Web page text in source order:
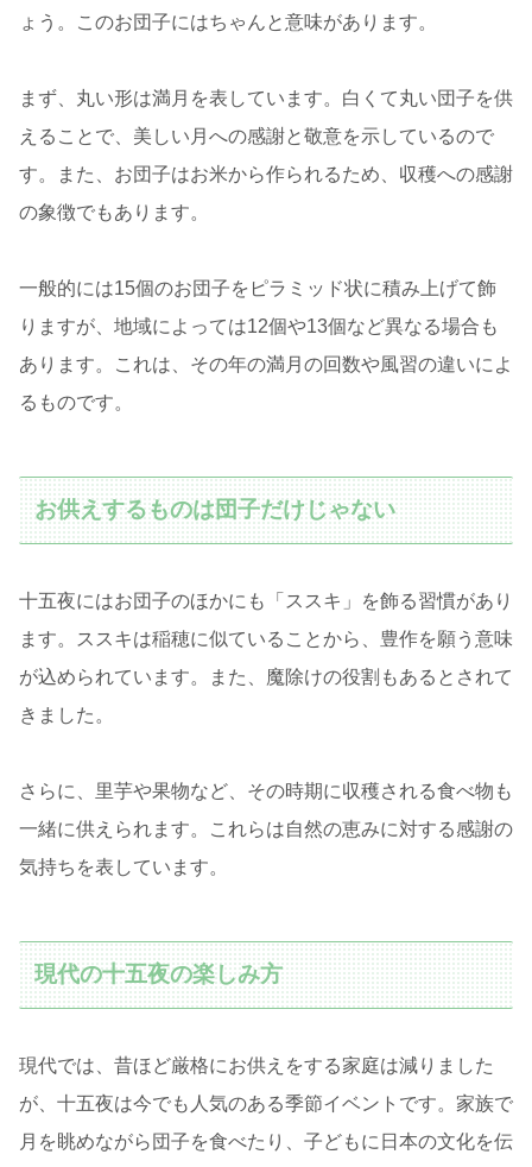
ょう。このお団子にはちゃんと意味があります。
まず、丸い形は満月を表しています。白くて丸い団子を供
えることで、美しい月への感謝と敬意を示しているので
す。また、お団子はお米から作られるため、収穫への感謝
の象徴でもあります。
一般的には15個のお団子をピラミッド状に積み上げて飾
りますが、地域によっては12個や13個など異なる場合も
あります。これは、その年の満月の回数や風習の違いによ
るものです。
お供えするものは団子だけじゃない
十五夜にはお団子のほかにも「ススキ」を飾る習慣があり
ます。ススキは稲穂に似ていることから、豊作を願う意味
が込められています。また、魔除けの役割もあるとされて
きました。
さらに、里芋や果物など、その時期に収穫される食べ物も
一緒に供えられます。これらは自然の恵みに対する感謝の
気持ちを表しています。
現代の十五夜の楽しみ方
現代では、昔ほど厳格にお供えをする家庭は減りました
が、十五夜は今でも人気のある季節イベントです。家族で
月を眺めながら団子を食べたり、子どもに日本の文化を伝